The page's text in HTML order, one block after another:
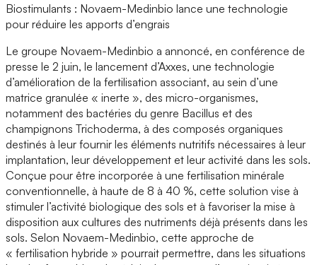
Biostimulants : Novaem-Medinbio lance une technologie
pour réduire les apports d’engrais
Le groupe Novaem-Medinbio a annoncé, en conférence de
presse le 2 juin, le lancement d’Axxes, une technologie
d’amélioration de la fertilisation associant, au sein d’une
matrice granulée « inerte », des micro-organismes,
notamment des bactéries du genre Bacillus et des
champignons Trichoderma, à des composés organiques
destinés à leur fournir les éléments nutritifs nécessaires à leur
implantation, leur développement et leur activité dans les sols.
Conçue pour être incorporée à une fertilisation minérale
conventionnelle, à haute de 8 à 40 %, cette solution vise à
stimuler l’activité biologique des sols et à favoriser la mise à
disposition aux cultures des nutriments déjà présents dans les
sols. Selon Novaem-Medinbio, cette approche de
« fertilisation hybride » pourrait permettre, dans les situations